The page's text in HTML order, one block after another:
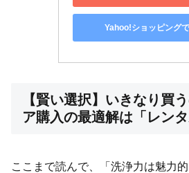
Yahoo!ショッピング
【賢い選択】いきなり買
ア購入の最適解は「レンタ
ここまで読んで、「洗浄力は魅力